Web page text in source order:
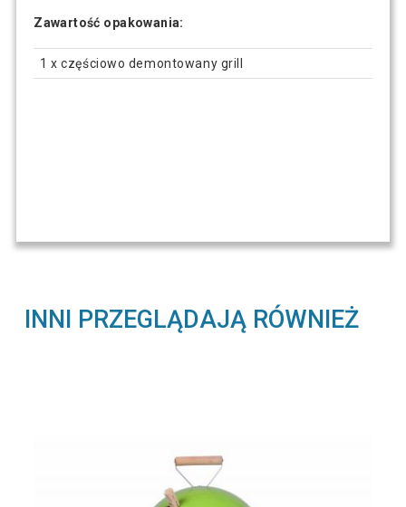
Zawartość opakowania:
1 x częściowo demontowany grill
INNI PRZEGLĄDAJĄ RÓWNIEŻ